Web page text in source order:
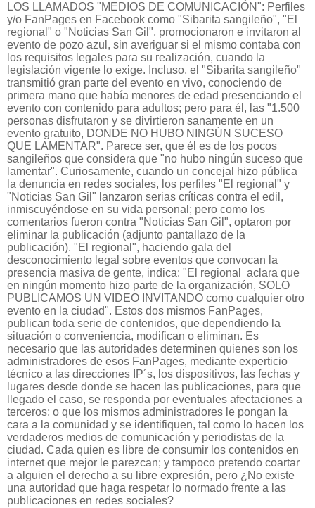
LOS LLAMADOS "MEDIOS DE COMUNICACIÓN": Perfiles
y/o FanPages en Facebook como "Sibarita sangileño", "El
regional" o "Noticias San Gil", promocionaron e invitaron al
evento de pozo azul, sin averiguar si el mismo contaba con
los requisitos legales para su realización, cuando la
legislación vigente lo exige. Incluso, el "Sibarita sangileño"
transmitió gran parte del evento en vivo, conociendo de
primera mano que había menores de edad presenciando el
evento con contenido para adultos; pero para él, las "1.500
personas disfrutaron y se divirtieron sanamente en un
evento gratuito, DONDE NO HUBO NINGÚN SUCESO
QUE LAMENTAR". Parece ser, que él es de los pocos
sangileños que considera que "no hubo ningún suceso que
lamentar". Curiosamente, cuando un concejal hizo pública
la denuncia en redes sociales, los perfiles "El regional" y
"Noticias San Gil" lanzaron serias críticas contra el edil,
inmiscuyéndose en su vida personal; pero como los
comentarios fueron contra "Noticias San Gil", optaron por
eliminar la publicación (adjunto pantallazo de la
publicación). "El regional", haciendo gala del
desconocimiento legal sobre eventos que convocan la
presencia masiva de gente, indica: "El regional aclara que
en ningún momento hizo parte de la organización, SOLO
PUBLICAMOS UN VIDEO INVITANDO como cualquier otro
evento en la ciudad". Estos dos mismos FanPages,
publican toda serie de contenidos, que dependiendo la
situación o conveniencia, modifican o eliminan. Es
necesario que las autoridades determinen quienes son los
administradores de esos FanPages, mediante experticio
técnico a las direcciones IP´s, los dispositivos, las fechas y
lugares desde donde se hacen las publicaciones, para que
llegado el caso, se responda por eventuales afectaciones a
terceros; o que los mismos administradores le pongan la
cara a la comunidad y se identifiquen, tal como lo hacen los
verdaderos medios de comunicación y periodistas de la
ciudad. Cada quien es libre de consumir los contenidos en
internet que mejor le parezcan; y tampoco pretendo coartar
a alguien el derecho a su libre expresión, pero ¿No existe
una autoridad que haga respetar lo normado frente a las
publicaciones en redes sociales?